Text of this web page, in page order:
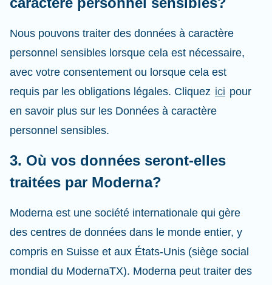
Nous pouvons traiter des données à caractère
personnel sensibles lorsque cela est nécessaire,
avec votre consentement ou lorsque cela est
requis par les obligations légales. Cliquez ici pour
en savoir plus sur les Données à caractère
personnel sensibles.
3. Où vos données seront-elles
traitées par Moderna?
Moderna est une société internationale qui gère
des centres de données dans le monde entier, y
compris en Suisse et aux États-Unis (siège social
mondial du ModernaTX). Moderna peut traiter des